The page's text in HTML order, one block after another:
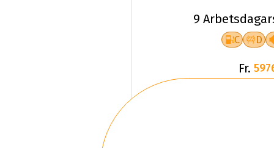
9
C D
Fr.